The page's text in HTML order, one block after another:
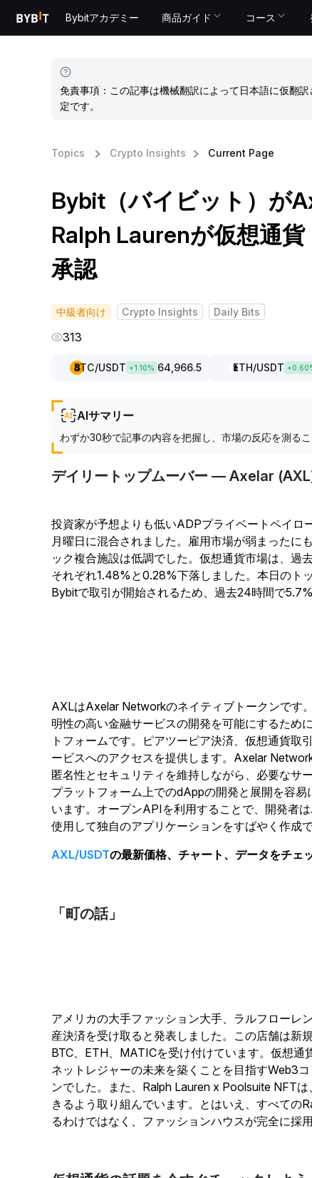
Bybitアカデミー 商品ガイド コース
免責事項：この記事は機械翻訳によって日本語に仮翻
定です。
Topics Crypto Insights Current Page
Bybit（バイビット）が
Ralph Laurenが仮想通
承認
中級者向け Crypto Insights Daily Bits
313
BTC/USDT +1.10% 64,966.5 ETH/USDT +0.60
AIサマリー
わずか30秒で記事の内容を把握し、市場の反応を測るこ
デイリートップムーバー — Axelar
投資家が予想よりも低いADPプライベートペイロ
月曜日に混合されました。雇用市場が弱まったに
ック複合施設は低調でした。仮想通貨市場は、過
それぞれ1.48%と0.28%下落しました。本日のト
Bybitで取引が開始されるため、過去24時間で5.7%
AXLはAxelar Networkのネイティブトークンです
明性の高い金融サービスの開発を可能にするため
トフォームです。ピアツーピア決済、仮想通貨取
ービスへのアクセスを提供します。Axelar
匿名性とセキュリティを維持しながら、必要なサ
プラットフォーム上でのdAppの開発と展開を容
います。オープンAPIを利用することで、開発者
使用して独自のアプリケーションをすばやく作成で
AXL/USDTの最新価格、チャート、データをチェ
「町の話」
アメリカの大手ファッション大手、ラルフローレ
産決済を受け取ると発表しました。この店舗は新
BTC、ETH、MATICを受け付けています。仮想通
ネットレジャーの未来を築くことを目指すWeb3
ンでした。また、Ralph Lauren x Poolsuite NFT
きるよう取り組んでいます。とはいえ、すべての
るわけではなく、ファッションハウスが完全に採